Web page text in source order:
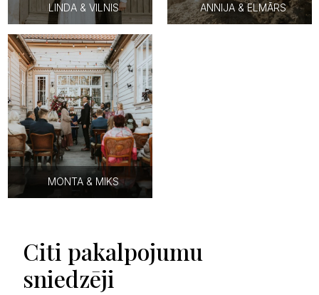
LINDA & VILNIS ANNIJA & ELMĀRS
MONTA & MIKS
Citi pakalpojumu
sniedzēji